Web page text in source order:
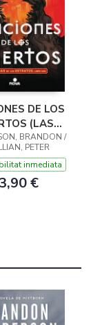
DE LOS
(LAS
DE LOS
1)
BRANDON /
PETER
inmediata
€